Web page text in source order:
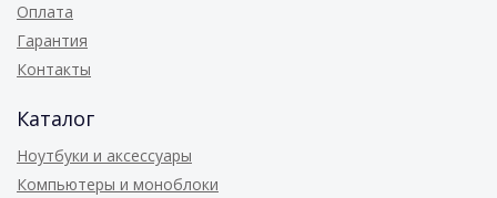
Оплата
Гарантия
Контакты
Каталог
Ноутбуки и аксессуары
Компьютеры и моноблоки